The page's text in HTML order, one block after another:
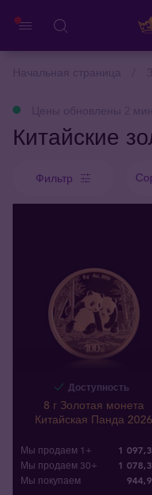
Китайские
Фильтр
Доступность
8 г Золотая монета
Китайская Панда 2026
Мы продаем 1+ 1
Мы продаем 30+ 1
Мы покупаем 944,